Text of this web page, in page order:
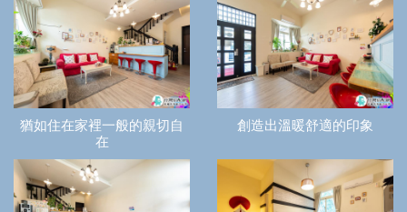
猶如住在家裡一般的親切自
在
創造出溫暖舒適的印象